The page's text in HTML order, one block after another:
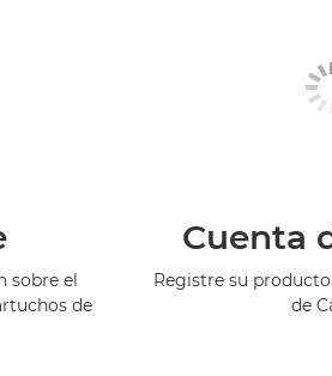
sobre el
de
Cuenta
Registre su
de